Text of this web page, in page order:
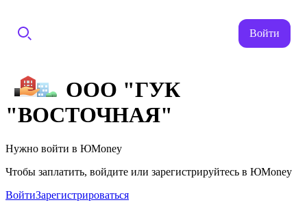
Войти
ООО "ГУК
"ВОСТОЧНАЯ"
Нужно войти в ЮMoney
Чтобы заплатить, войдите или зарегистрируйтесь в ЮMoney
ВойтиЗарегистрироваться